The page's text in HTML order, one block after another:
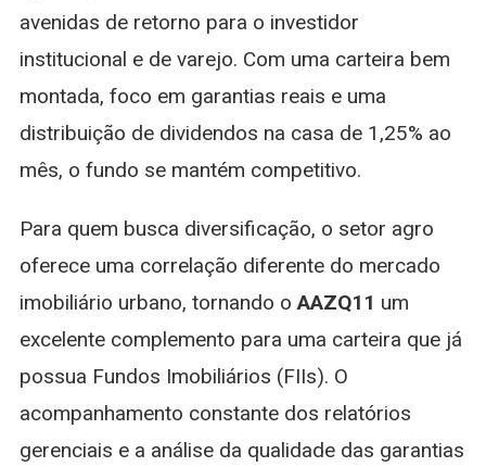
avenidas de retorno para o investidor
institucional e de varejo. Com uma carteira bem
montada, foco em garantias reais e uma
distribuição de dividendos na casa de 1,25% ao
mês, o fundo se mantém competitivo.
Para quem busca diversificação, o setor agro
oferece uma correlação diferente do mercado
imobiliário urbano, tornando oAAZQ11 um
excelente complemento para uma carteira que já
possua Fundos Imobiliários (FIIs). O
acompanhamento constante dos relatórios
gerenciais e a análise da qualidade das garantias